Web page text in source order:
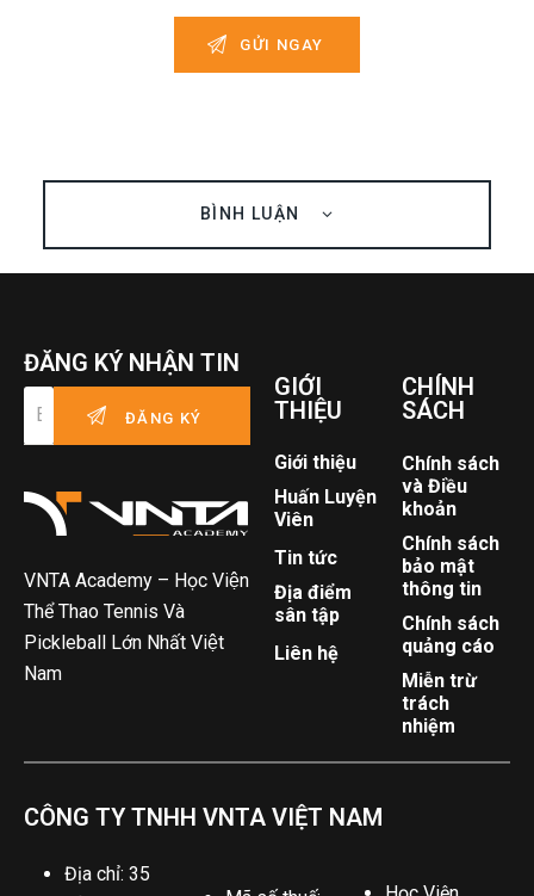
BÌNH LUẬN
ĐĂNG KÝ NHẬN TIN
VNTA Academy – Học Viện
Thể Thao Tennis Và
Pickleball Lớn Nhất Việt
Nam
GIỚI
THIỆU
Giới thiệu
Huấn Luyện
Viên
Tin tức
Địa điểm
sân tập
Liên hệ
CHÍNH
SÁCH
Chính sách
và Điều
khoản
Chính sách
bảo mật
thông tin
Chính sách
quảng cáo
Miễn trừ
trách
nhiệm
CÔNG TY TNHH VNTA VIỆT NAM
Địa chỉ: 35